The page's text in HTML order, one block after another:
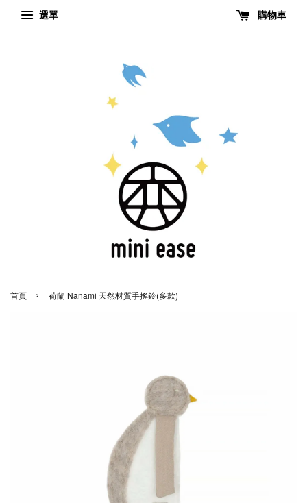
選單 購物車
首頁 › 荷蘭 Nanami 天然材質手搖鈴(多款)